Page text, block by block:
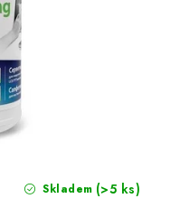
Skladem (>5 ks)